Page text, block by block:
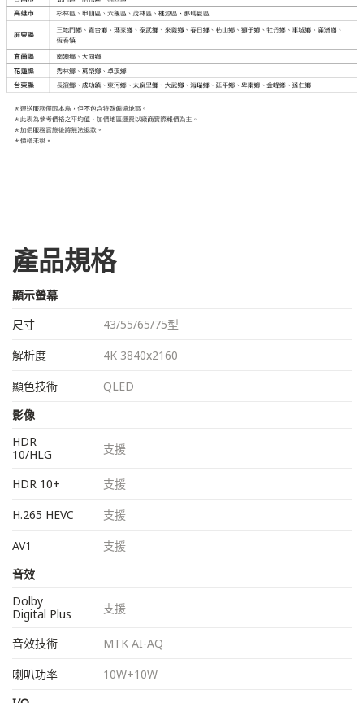
產品規格
顯示螢幕
尺寸
43/55/65/75型
解析度
4K 3840x2160
顯色技術
QLED
影像
HDR
10/HLG
支援
HDR 10+
支援
H.265 HEVC
支援
AV1
支援
音效
Dolby
Digital Plus
支援
音效技術
MTK AI-AQ
喇叭功率
10W+10W